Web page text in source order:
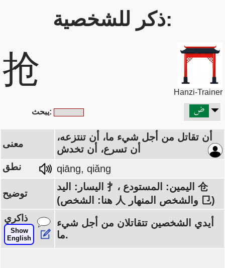
ذكر للشخصية:
抢
Hanzi-Trainer
يبحث:
معنى
أن تقاتل من أجل شيء ما، أن تنتزعه،
أن تسرع، أن تخدش
نطق qiāng, qiǎng
توضيح
اليسار: اليد 扌، اليمين: المستودع 仓
(هنا: الشخص 人 والشخص المنهار 㔾)
ذاكري
Show
English
أيدي الشخصين تتقاتلان من أجل شيء
ما.